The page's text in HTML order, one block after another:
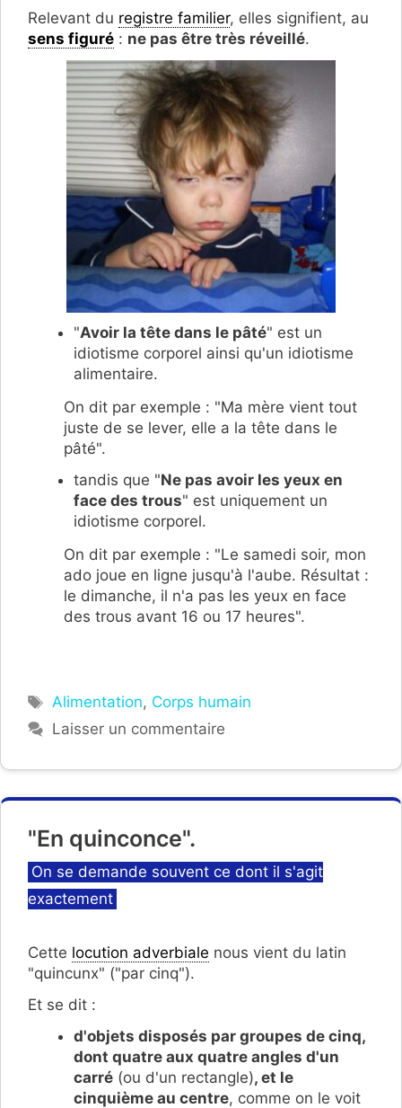
Relevant du registre familier, elles signifient, au
sens figuré : ne pas être très réveillé.
"Avoir la tête dans le pâté" est un
idiotisme corporel ainsi qu'un idiotisme
alimentaire.
On dit par exemple : "Ma mère vient tout
juste de se lever, elle a la tête dans le
pâté".
tandis que "Ne pas avoir les yeux en
face des trous" est uniquement un
idiotisme corporel.
On dit par exemple : "Le samedi soir, mon
ado joue en ligne jusqu'à l'aube. Résultat :
le dimanche, il n'a pas les yeux en face
des trous avant 16 ou 17 heures".
Étiquettes
Alimentation, Corps humain
Laisser un commentaire
"En quinconce".
Catégories
On se demande souvent ce dont il s'agit
exactement
Cette locution adverbiale nous vient du latin
"quincunx" ("par cinq").
Et se dit :
d'objets disposés par groupes de cinq,
dont quatre aux quatre angles d'un
carré (ou d'un rectangle), et le
cinquième au centre, comme on le voit